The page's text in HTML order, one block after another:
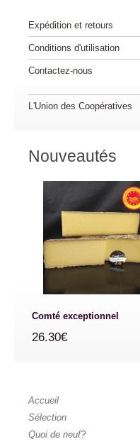
Expédition et retours
Conditions d'utilisation
Contactez-nous
L'Union des Coopératives
Nouveautés
Comté exceptionnel
26.30€
Accueil
Sélection
Quoi de neuf?